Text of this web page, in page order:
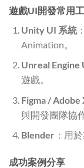
遊戲UI開發常用
Unity UI 系統
Animation。
Unreal Engine
遊戲。
Figma / Adobe
與開發團隊協作
Blender ：用
成功案例分享